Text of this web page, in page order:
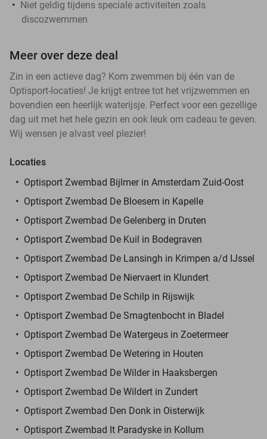
Niet geldig tijdens speciale activiteiten zoals
discozwemmen
Meer over deze deal
Zin in een actieve dag? Kom zwemmen bij één van de
Optisport-locaties! Je krijgt entree tot het vrijzwemmen en
bovendien een heerlijk waterijsje. Perfect voor een gezellige
dag uit met het hele gezin en ook leuk om cadeau te geven.
Wij wensen je alvast veel plezier!
Locaties
Optisport Zwembad Bijlmer in Amsterdam Zuid-Oost
Optisport Zwembad De Bloesem in Kapelle
Optisport Zwembad De Gelenberg in Druten
Optisport Zwembad De Kuil in Bodegraven
Optisport Zwembad De Lansingh in Krimpen a/d IJssel
Optisport Zwembad De Niervaert in Klundert
Optisport Zwembad De Schilp in Rijswijk
Optisport Zwembad De Smagtenbocht in Bladel
Optisport Zwembad De Watergeus in Zoetermeer
Optisport Zwembad De Wetering in Houten
Optisport Zwembad De Wilder in Haaksbergen
Optisport Zwembad De Wildert in Zundert
Optisport Zwembad Den Donk in Oisterwijk
Optisport Zwembad It Paradyske in Kollum